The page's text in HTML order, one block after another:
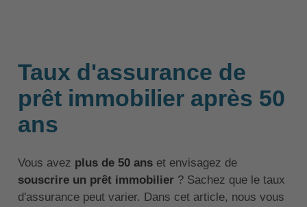
Taux d'assurance de
prêt immobilier après 50
ans
Vous avez plus de 50 anset envisagez de
souscrire un prêt immobilier? Sachez que le taux
d'assurance peut varier. Dans cet article, nous vous